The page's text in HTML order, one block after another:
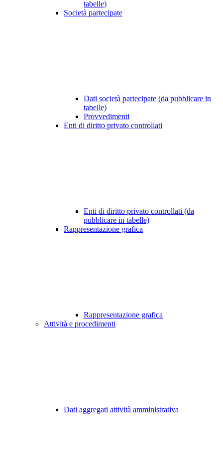
tabelle)
Società partecipate
Dati società partecipate (da pubblicare in
tabelle)
Provvedimenti
Enti di diritto privato controllati
Enti di diritto privato controllati (da
pubblicare in tabelle)
Rappresentazione grafica
Rappresentazione grafica
Attività e procedimenti
Dati aggregati attività amministrativa